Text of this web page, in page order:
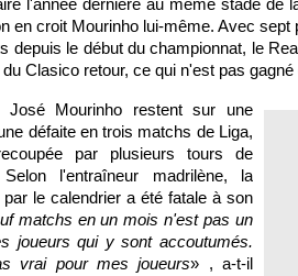
l'année dernière au même stade de
en croit Mourinho lui-même. Avec
depuis le début du championnat, le
Clasico retour, ce qui n'est pas
José Mourinho restent sur une
défaite en trois matchs de Liga,
par plusieurs tours de
l'entraîneur madrilène, la
le calendrier a été fatale à son
matchs en un mois n'est pas un
joueurs qui y sont accoutumés.
vrai pour mes joueurs» , a-t-il